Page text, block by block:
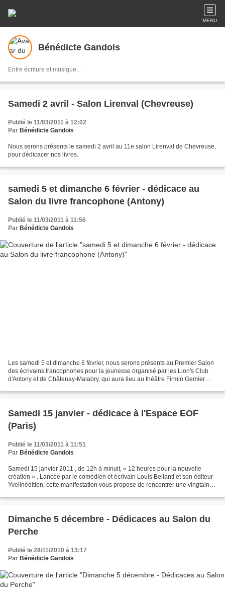
MENU
Bénédicte Gandois
Entre écriture et musique...
Samedi 2 avril - Salon Lirenval (Chevreuse)
Publié le 11/03/2011 à 12:02
Par Bénédicte Gandois
Nous serons présents le samedi 2 avril au 11e salon Lirenval de Chevreuse,
pour dédicacer nos livres.
samedi 5 et dimanche 6 février - dédicace au
Salon du livre francophone (Antony)
Publié le 11/03/2011 à 11:56
Par Bénédicte Gandois
Les samedi 5 et dimanche 6 février, nous serons présents au Premier Salon
des écrivains francophones pour la jeunesse organisé par les Lion's Club
d'Antony et de Châtenay-Malabry, qui aura lieu au théâtre Firmin Gemier
Samedi 15 janvier - dédicace à l'Espace EOF
(Paris)
Publié le 11/03/2011 à 11:51
Par Bénédicte Gandois
Samedi 15 janvier 2011 , de 12h à minuit, « 12 heures pour la nouvelle
création » . Lancée par le comédien et écrivain Louis Bellanti et son éditeur
Yvelinédition, cette manifestation vous propose de rencontrer une vingtaine
Dimanche 5 décembre - Dédicaces au Salon du
Perche
Publié le 28/11/2010 à 13:17
Par Bénédicte Gandois